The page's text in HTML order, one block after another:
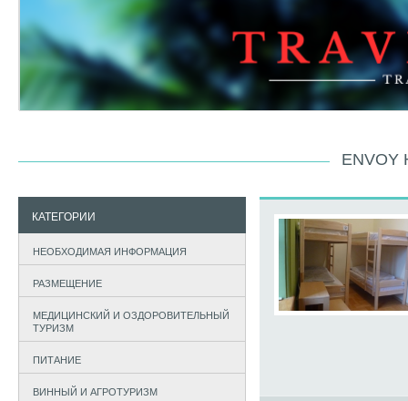
ENVOY
КАТЕГОРИИ
НЕОБХОДИМАЯ ИНФОРМАЦИЯ
РАЗМЕЩЕНИЕ
МЕДИЦИНСКИЙ И ОЗДОРОВИТЕЛЬНЫЙ
ТУРИЗМ
ПИТАНИЕ
ВИННЫЙ И АГРОТУРИЗМ